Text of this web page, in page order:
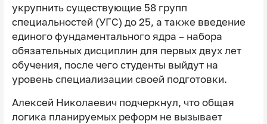
укрупнить существующие 58 групп
специальностей (УГС) до 25, а также введение
единого фундаментального ядра – набора
обязательных дисциплин для первых двух лет
обучения, после чего студенты выйдут на
уровень специализации своей подготовки.
Алексей Николаевич подчеркнул, что общая
логика планируемых реформ не вызывает